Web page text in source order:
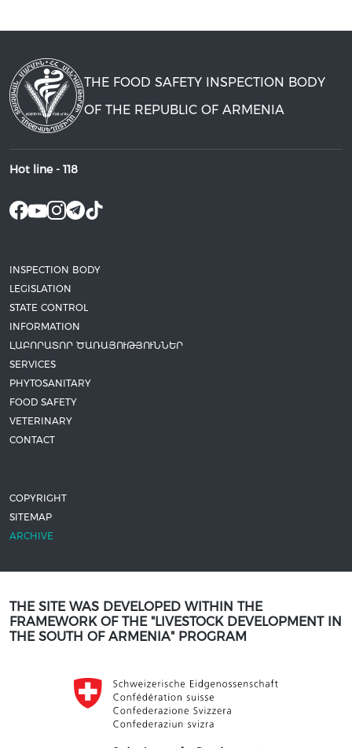
THE FOOD SAFETY INSPECTION BODY
OF THE REPUBLIC OF ARMENIA
Hot line - 118
INSPECTION BODY
LEGISLATION
STATE CONTROL
INFORMATION
ԼԱԲՈՐԱՏՈՐ ԾԱՌԱՅՈՒԹՅՈՒՆՆԵՐ
SERVICES
PHYTOSANITARY
FOOD SAFETY
VETERINARY
CONTACT
COPYRIGHT
SITEMAP
ARCHIVE
THE SITE WAS DEVELOPED WITHIN THE
FRAMEWORK OF THE "LIVESTOCK DEVELOPMENT IN
THE SOUTH OF ARMENIA" PROGRAM